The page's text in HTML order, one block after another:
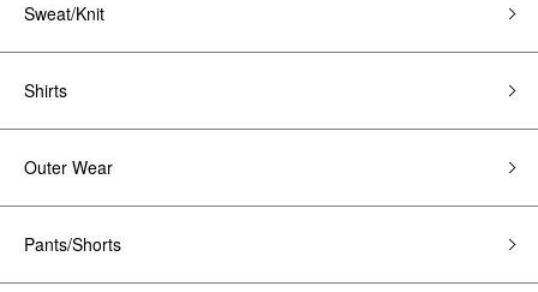
Sweat/Knit
Shirts
Outer Wear
Pants/Shorts